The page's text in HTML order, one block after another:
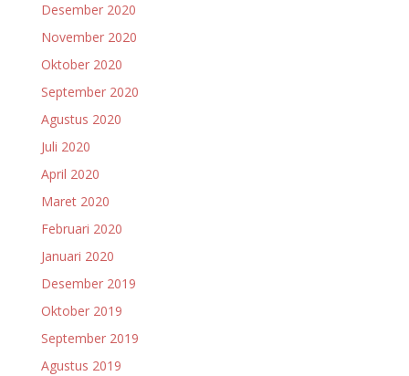
Desember 2020
November 2020
Oktober 2020
September 2020
Agustus 2020
Juli 2020
April 2020
Maret 2020
Februari 2020
Januari 2020
Desember 2019
Oktober 2019
September 2019
Agustus 2019